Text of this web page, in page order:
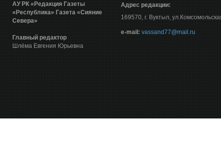
АУ РК «Редакция Газеты
«Республика» Газета «Сияние
Севера»
Главный редактор
Шлёма Евгения Юрьевна
Адрес редакции:
169570, г. Вуктыл,
е-mail: vassand77@mail.ru